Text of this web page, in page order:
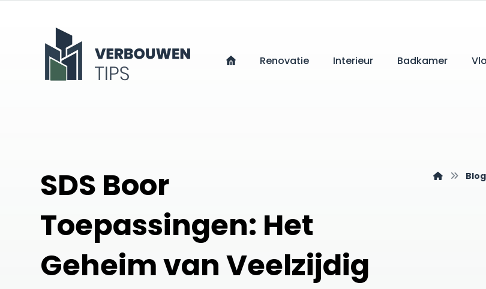
Renovatie Interieur Badkamer
SDS Boor
Toepassingen: Het
Geheim van Veelzijdig
Blog